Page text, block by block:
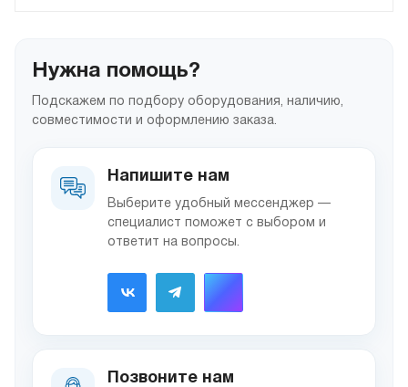
Нужна помощь?
Подскажем по подбору оборудования, наличию,
совместимости и оформлению заказа.
Напишите нам
Выберите удобный мессенджер —
специалист поможет с выбором и
ответит на вопросы.
Позвоните нам